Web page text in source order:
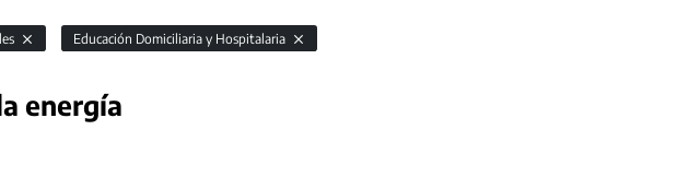
Educación Domiciliaria y Hospitalaria
energía